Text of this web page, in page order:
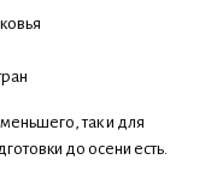
так и для
до осени есть.